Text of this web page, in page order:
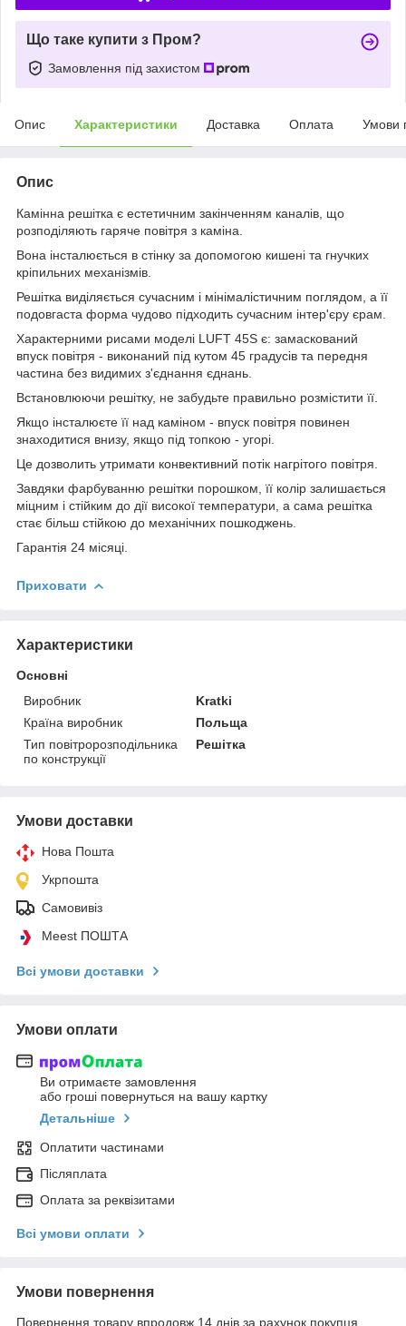
Що таке купити з Пром?
Замовлення під захистом
Опис Характеристики Доставка Оплата Умови
Опис
Камінна решітка є естетичним закінченням каналів, що
розподіляють гаряче повітря з каміна.
Вона інсталюється в стінку за допомогою кишені та гнучких
кріпильних механізмів.
Решітка виділяється сучасним і мінімалістичним поглядом, а її
подовгаста форма чудово підходить сучасним інтер'єру єрам.
Характерними рисами моделі LUFT 45S є: замаскований
впуск повітря - виконаний під кутом 45 градусів та передня
частина без видимих з'єднання єднань.
Встановлюючи решітку, не забудьте правильно розмістити її.
Якщо інсталюєте її над каміном - впуск повітря повинен
знаходитися внизу, якщо під топкою - угорі.
Це дозволить утримати конвективний потік нагрітого повітря.
Завдяки фарбуванню решітки порошком, її колір залишається
міцним і стійким до дії високої температури, а сама решітка
стає більш стійкою до механічних пошкоджень.
Гарантія 24 місяці.
Приховати
Характеристики
Основні
Виробник
Kratki
Країна виробник
Польща
Тип повітророзподільника
по конструкції
Решітка
Умови доставки
Нова Пошта
Укрпошта
Самовивіз
Meest ПОШТА
Всі умови доставки
Умови оплати
Ви отримаєте замовлення
або гроші повернуться на вашу картку
Детальніше
Оплатити частинами
Післяплата
Оплата за реквізитами
Всі умови оплати
Умови повернення
Повернення товару впродовж 14 днів за рахунок покупця